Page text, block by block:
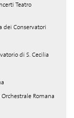
Teatro
dei Conservatori
di S. Cecilia
Romana